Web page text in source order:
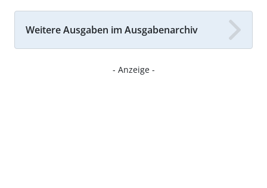
Weitere Ausgaben im Ausgabenarchiv
- Anzeige -